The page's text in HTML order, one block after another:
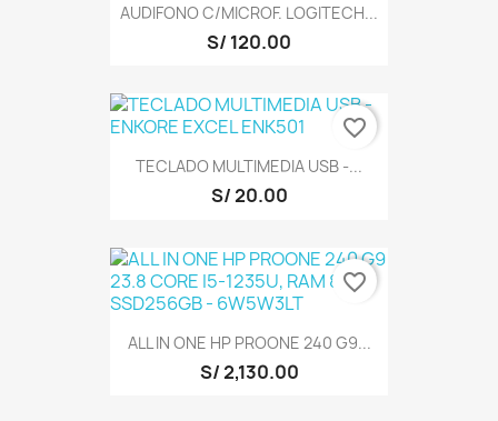
AUDIFONO C/MICROF. LOGITECH...
S/ 120.00
TECLADO MULTIMEDIA USB -...
S/ 20.00
favorite_border
ALL IN ONE HP PROONE 240 G9...
S/ 2,130.00
favorite_border